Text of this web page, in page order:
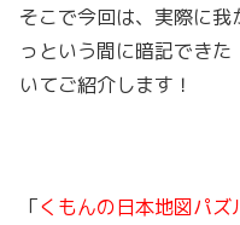
そこで今回は、実際に
っという間に暗記でき
いてご紹介します！
「くもんの日本地図パ